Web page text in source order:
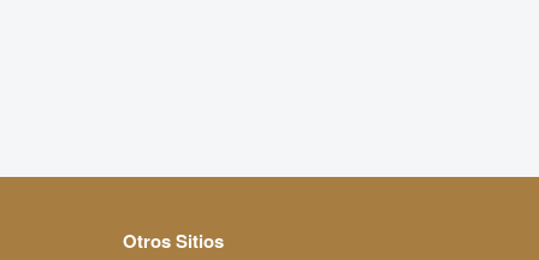
Otros Sitios